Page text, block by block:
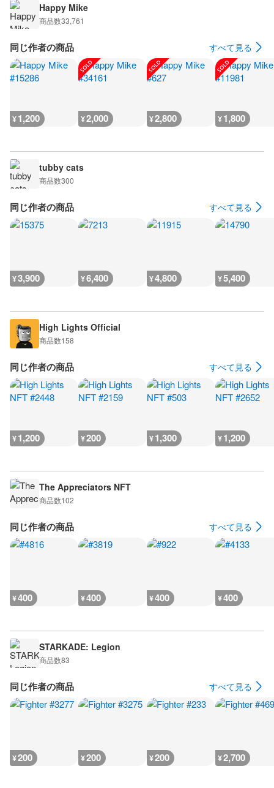
Happy Mike
商品数33,761
同じ作者の商品 すべて見る
¥1,200 ¥2,000 ¥2,800 ¥1,800
tubby cats
商品数300
同じ作者の商品 すべて見る
¥3,900 ¥6,400 ¥4,800 ¥5,400
High Lights Official
商品数158
同じ作者の商品 すべて見る
¥1,200 ¥200 ¥1,300 ¥1,200
The Appreciators NFT
商品数102
同じ作者の商品 すべて見る
¥400 ¥400 ¥400 ¥400
STARKADE: Legion
商品数83
同じ作者の商品 すべて見る
¥200 ¥200 ¥200 ¥2,700